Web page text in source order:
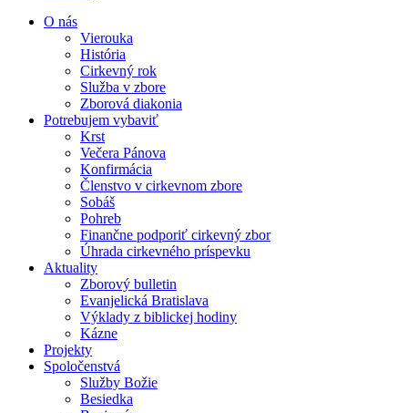
O nás
Vierouka
História
Cirkevný rok
Služba v zbore
Zborová diakonia
Potrebujem vybaviť
Krst
Večera Pánova
Konfirmácia
Členstvo v cirkevnom zbore
Sobáš
Pohreb
Finančne podporiť cirkevný zbor
Úhrada cirkevného príspevku
Aktuality
Zborový bulletin
Evanjelická Bratislava
Výklady z biblickej hodiny
Kázne
Projekty
Spoločenstvá
Služby Božie
Besiedka